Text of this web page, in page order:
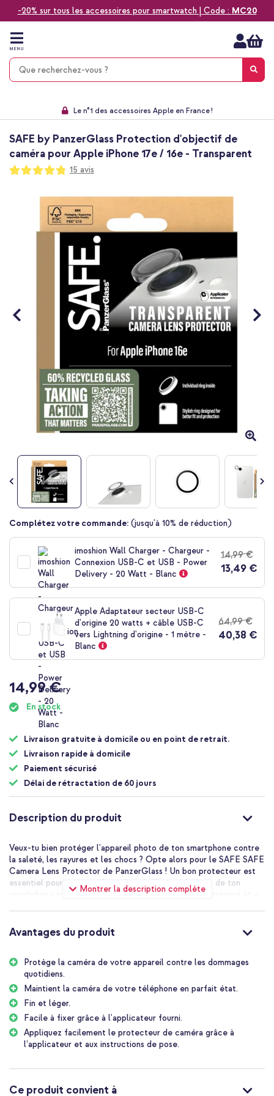
-20% sur tous les accessoires pour smartwatch | Code : MC20
Aller
contenu
MENU
Le n°1 des accessoires Apple en France !
SAFE by PanzerGlass Protection d'objectif de
caméra pour Apple iPhone 17e / 16e - Transparent
Notation:
96
100
15 avis
Passer
de
Complétez votre commande: (jusqu'à 10% de réduction)
imoshion Wall Charger - Chargeur -
Connexion USB-C et USB - Power
Delivery - 20 Watt - Blanc
14,99 €
13,49 €
Apple Adaptateur secteur USB-C
d'origine 20 watts + câble USB-C
vers Lightning d'origine - 1 mètre -
Blanc
64,99 €
40,38 €
14,99 €
En stock
Livraison gratuite à domicile ou en point de retrait.
Livraison rapide à domicile
Paiement sécurisé
Délai de rétractation de 60 jours
Description du produit
Montrer la description complète
Veux-tu bien protéger l'appareil photo de ton smartphone contre
la saleté, les rayures et les chocs ? Opte alors pour le SAFE SAFE
Camera Lens Protector de PanzerGlass ! Un bon protecteur est
essentiel pour maintenir la qualité de l'appareil photo de ton
smartphone intacte. Ce protecteur est fait de verre trempé et a
qui donne un look unique à ton smartphone. De plus, la qualité
d'image originale de tes photos est préservée.
Bonne protection pour l'appareil photo de ton appareil
Le SAFE Camera Lens Protector de PanzerGlass prévient les
dommages à l'appareil photo de ton téléphone. Le protecteur est
fait de verre et a un cadre en titane, ce qui protège au mieux ton
appareil photo contre les chutes et les chocs. De plus, le cadre
est fini avec des paillettes, ce qui donne un look unique.
Bonne qualité
De plus, le verre est résistant aux rayures et la qualité d'image
mince et léger, ce qui préserve le design de ton appareil photo.
Avantages du produit
Protège la caméra de votre appareil contre les dommages
quotidiens.
Maintient la caméra de votre téléphone en parfait état.
Fin et léger.
Facile à fixer grâce à l'applicateur fourni.
Appliquez facilement le protecteur de caméra grâce à
l’applicateur et aux instructions de pose.
Ce produit convient à